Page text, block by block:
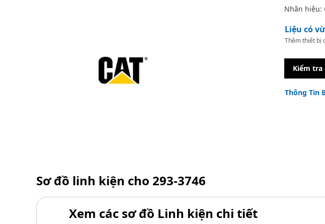
Nhãn hiệu:
Liệu có
Thêm thiết bị
Kiểm tra
Thông Tin
Sơ đồ linh kiện cho 293-3746
Xem các sơ đồ Linh kiện chi tiết